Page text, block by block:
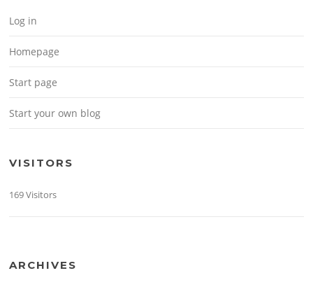
Log in
Homepage
Start page
Start your own blog
VISITORS
169 Visitors
ARCHIVES